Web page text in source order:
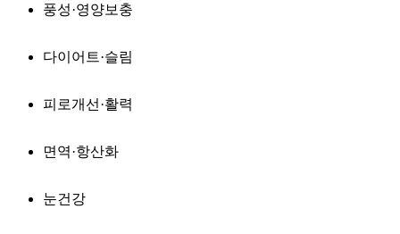
풍성·영양보충
다이어트·슬림
피로개선·활력
면역·항산화
눈건강